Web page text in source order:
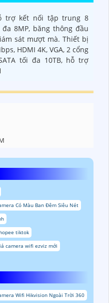
trợ kết nối tập trung 8
8MP, băng thông đầu
sát mượt mà. Thiết bị
HDMI 4K, VGA, 2 cổng
tối đa 10TB, hỗ trợ
Có Màu Ban Đêm Siêu Nét
tiktok
camera wifi ezviz mới
Wifi Hikvision Ngoài Trời 360